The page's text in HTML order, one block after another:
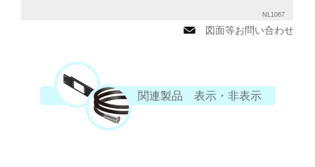
NL1067
図面等お問い合わせ
関連製品 表示・非表示